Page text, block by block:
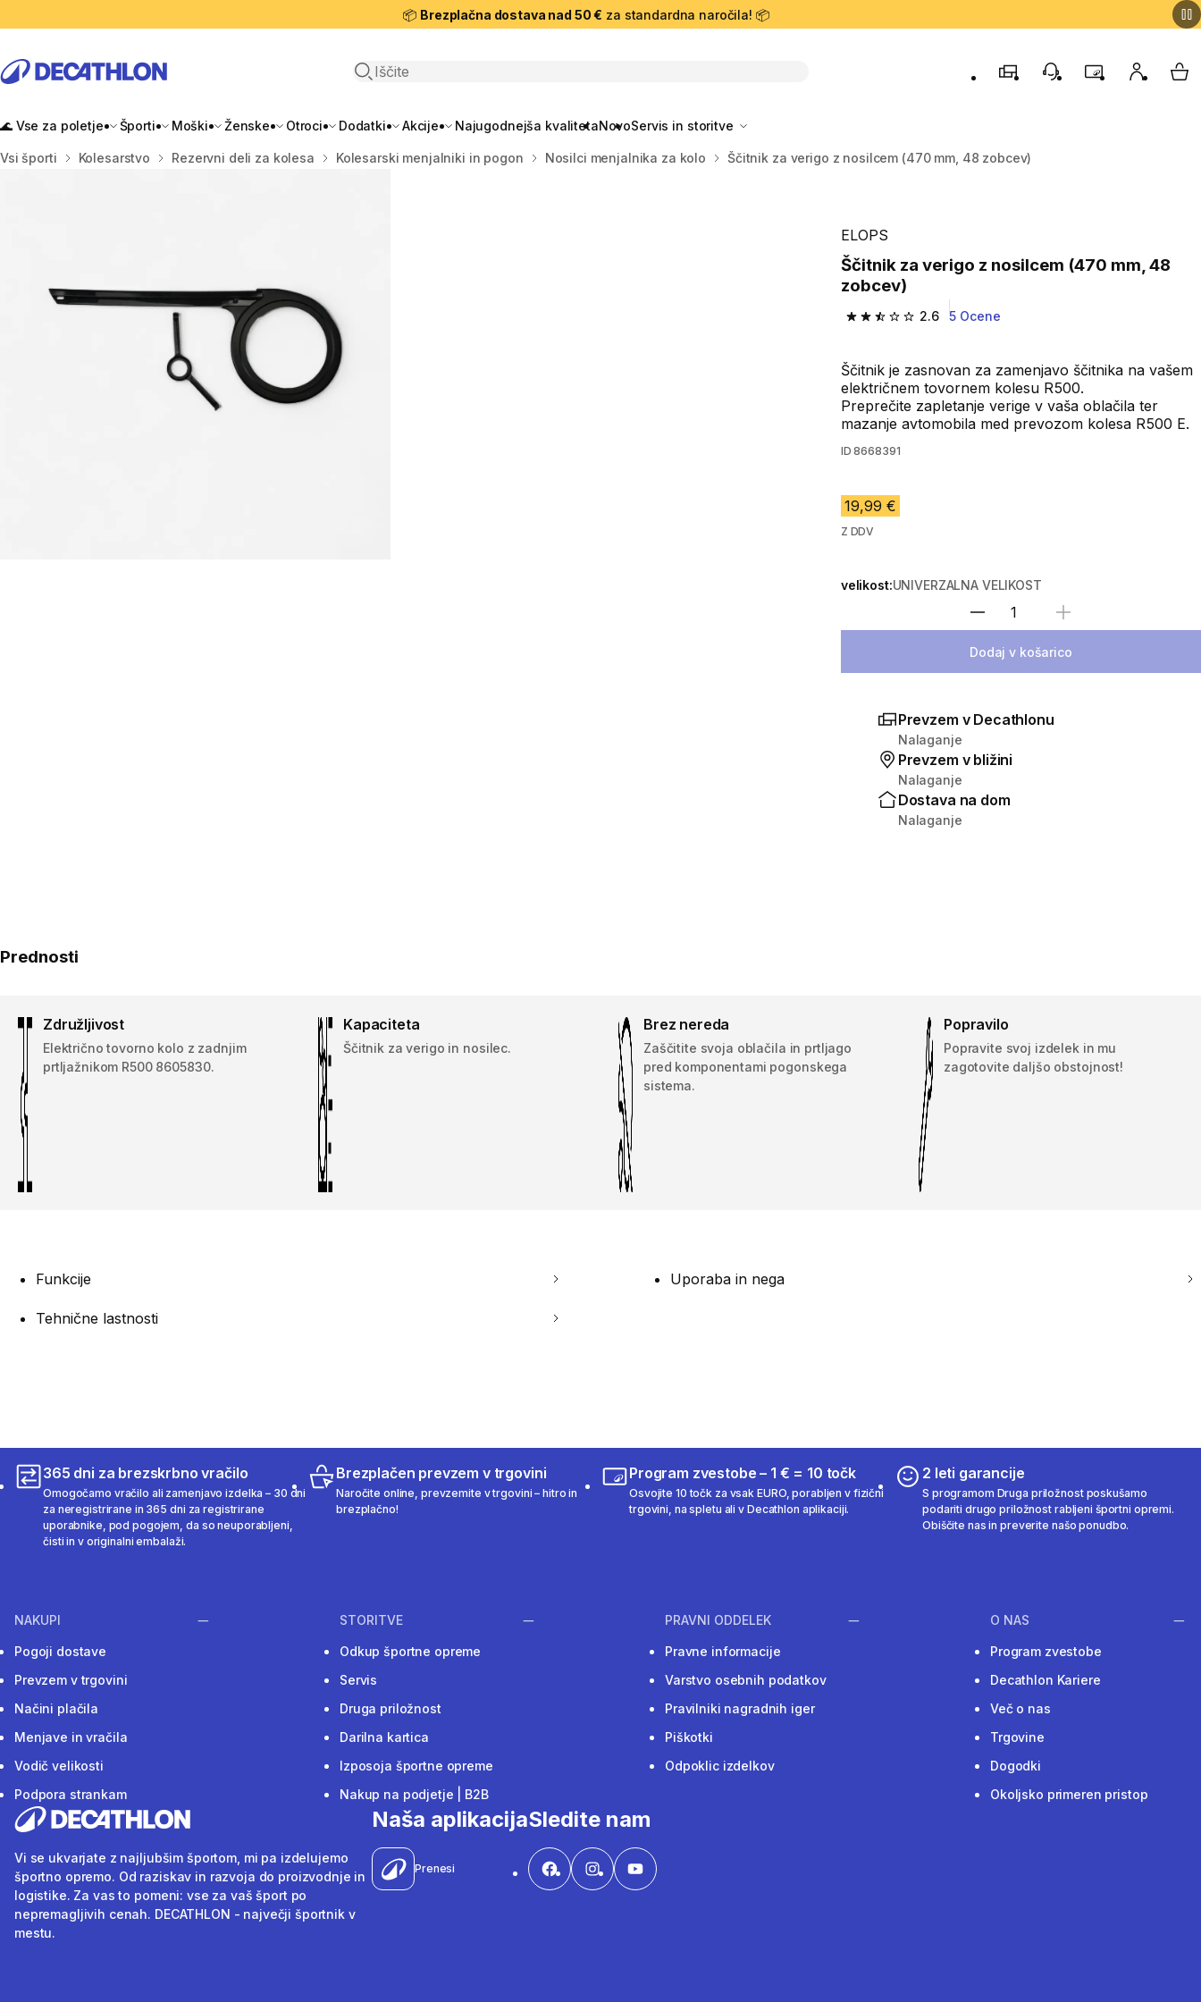
📦 Brezplačna dostava nad 50 € za standardna naročila! 📦
Odpri iskanje
TrgovinePodporo strankam
ProgramMoj račun
🌊 Vse za poletje Športi Moški Ženske Otroci Dodatki Akcije Najugodnejša kvalitetaNovoServis in storitve
Domov
Vsi športi Kolesarstvo Rezervni deli za kolesa Kolesarski menjalniki in pogon Nosilci menjalnika za kolo Ščitnik za verigo z nosilcem (470 mm, 48 zobcev)
ELOPS
Ščitnik za verigo z nosilcem (470 mm, 48
zobcev)
2.6
2.6 od 5 zvezdic from 5 ocene
5 Ocene
Ščitnik je zasnovan za zamenjavo ščitnika na vašem
električnem tovornem kolesu R500.
Preprečite zapletanje verige v vaša oblačila ter
mazanje avtomobila med prevozom kolesa R500 E.
ID 8668391
19,99 €
Z DDV
velikost:UNIVERZALNA VELIKOST
Izberite količino
Dodaj v košarico
Prevzem v Decathlonu
Nalaganje
Prevzem v bližini
Nalaganje
Dostava na dom
Nalaganje
Prednosti
Združljivost
Električno tovorno kolo z zadnjim
prtljažnikom R500 8605830.
Kapaciteta
Ščitnik za verigo in nosilec.
Brez nereda
Zaščitite svoja oblačila in prtljago
pred komponentami pogonskega
sistema.
Popravilo
Popravite svoj izdelek in mu
zagotovite daljšo obstojnost!
Funkcije Uporaba in nega
Tehnične lastnosti
365 dni za brezskrbno vračilo
Omogočamo vračilo ali zamenjavo izdelka – 30 dni
za neregistrirane in 365 dni za registrirane
uporabnike, pod pogojem, da so neuporabljeni,
čisti in v originalni embalaži.
Brezplačen prevzem v trgovini
Naročite online, prevzemite v trgovini – hitro in
brezplačno!
Program zvestobe – 1 € = 10 točk
Osvojite 10 točk za vsak EURO, porabljen v fizični
trgovini, na spletu ali v Decathlon aplikaciji.
2 leti garancije
S programom Druga priložnost poskušamo
podariti drugo priložnost rabljeni športni opremi.
Obiščite nas in preverite našo ponudbo.
NAKUPI
Pogoji dostave
Prevzem v trgovini
Načini plačila
Menjave in vračila
Vodič velikosti
Podpora strankam
STORITVE
Odkup športne opreme
Servis
Druga priložnost
Darilna kartica
Izposoja športne opreme
Nakup na podjetje | B2B
PRAVNI ODDELEK
Pravne informacije
Varstvo osebnih podatkov
Pravilniki nagradnih iger
Piškotki
Odpoklic izdelkov
O NAS
Program zvestobe
Decathlon Kariere
Več o nas
Trgovine
Dogodki
Okoljsko primeren pristop
Vi se ukvarjate z najljubšim športom, mi pa izdelujemo
športno opremo. Od raziskav in razvoja do proizvodnje in
logistike. Za vas to pomeni: vse za vaš šport po
nepremagljivih cenah. DECATHLON - največji športnik v
mestu.
Naša aplikacija
Prenesi
Sledite nam